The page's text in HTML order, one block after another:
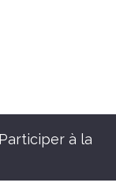
à la